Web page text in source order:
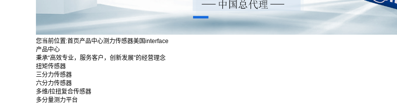
您当前位置:首页产品中心测力传感器美国interface
产品中心
秉承“高效专业，服务客户，创新发展”的经营理念
扭矩传感器
三分力传感器
六分力传感器
多维/拉扭复合传感器
多分量测力平台